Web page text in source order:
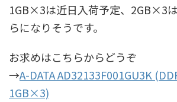
1GB×3は近日入荷予定、2GB×3
らになりそうです。
お求めはこちらからどうぞ
→A-DATA AD32133F001GU3K
1GB×3)